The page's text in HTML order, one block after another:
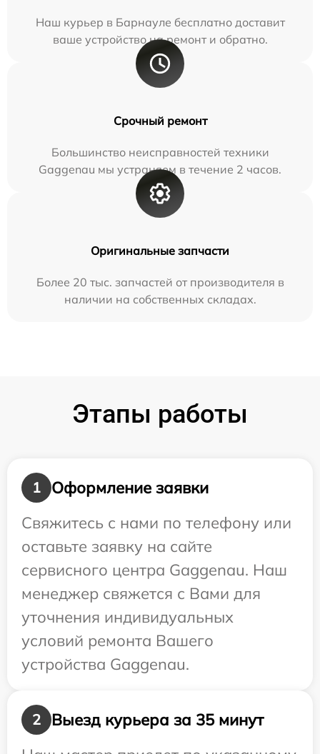
Наш курьер в Барнауле бесплатно доставит
ваше устройство на ремонт и обратно.
Срочный ремонт
Большинство неисправностей техники
Gaggenau мы устраняем в течение 2 часов.
Оригинальные запчасти
Более 20 тыс. запчастей от производителя в
наличии на собственных складах.
Этапы работы
1
Оформление заявки
Свяжитесь с нами по телефону или
оставьте заявку на сайте
сервисного центра Gaggenau. Наш
менеджер свяжется с Вами для
уточнения индивидуальных
условий ремонта Вашего
устройства Gaggenau.
2
Выезд курьера за 35 минут